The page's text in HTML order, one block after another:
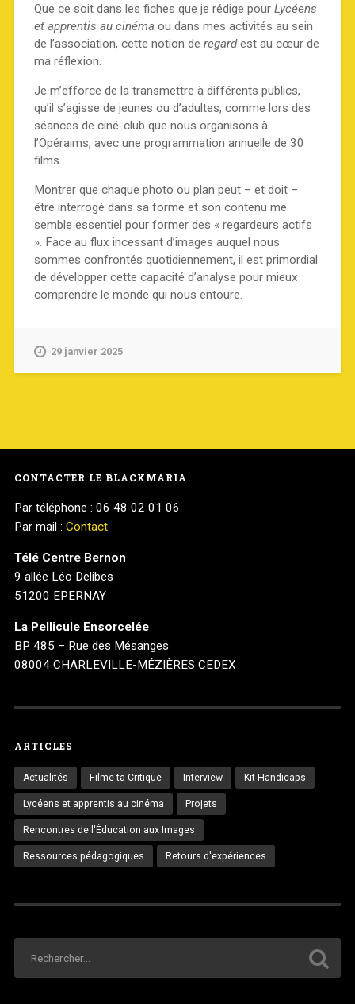
Que ce soit dans les fiches que je rédige pour Lycéens
et apprentis au cinéma ou dans mes activités au sein
de l’association, cette notion de regardest au cœur de
ma réflexion.
Je m’efforce de la transmettre à différents publics,
qu’il s’agisse de jeunes ou d’adultes, comme lors des
séances de ciné-club que nous organisons à
l’Opéraims, avec une programmation annuelle de 30
films.
Montrer que chaque photo ou plan peut – et doit –
être interrogé dans sa forme et son contenu me
semble essentiel pour former des « regardeurs actifs
». Face au flux incessant d’images auquel nous
sommes confrontés quotidiennement, il est primordial
de développer cette capacité d’analyse pour mieux
comprendre le monde qui nous entoure.
29 janvier 2025
CONTACTER LE BLACKMARIA
Par téléphone : 06 48 02 01 06
Par mail : Contact
Télé Centre Bernon
9 allée Léo Delibes
51200 EPERNAY
La Pellicule Ensorcelée
BP 485 – Rue des Mésanges
08004 CHARLEVILLE-MÉZIÈRES CEDEX
ARTICLES
Actualités Filme ta Critique Interview Kit Handicaps
Lycéens et apprentis au cinéma Projets
Rencontres de l'Éducation aux Images
Ressources pédagogiques Retours d'expériences